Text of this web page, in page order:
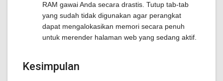
RAM gawai Anda secara drastis. Tutup tab-tab
yang sudah tidak digunakan agar perangkat
dapat mengalokasikan memori secara penuh
untuk merender halaman web yang sedang aktif.
Kesimpulan